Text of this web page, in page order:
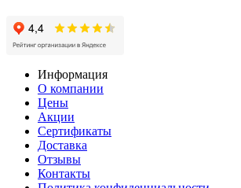
Информация
О компании
Цены
Акции
Сертификаты
Доставка
Отзывы
Контакты